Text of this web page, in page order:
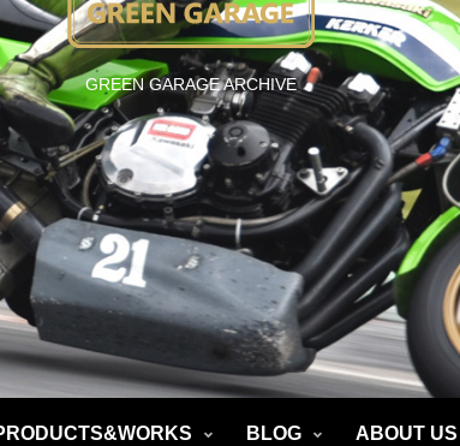
GREEN GARAGE ARCHIVE
BLOG ABOUT US